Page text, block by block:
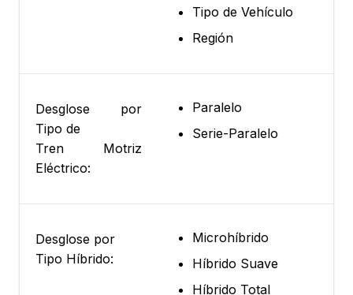
Tipo de Vehículo
Región
Desglose por
Tipo de
Tren Motriz
Eléctrico:
Paralelo
Serie-Paralelo
Desglose por
Tipo Híbrido:
Microhíbrido
Híbrido Suave
Híbrido Total